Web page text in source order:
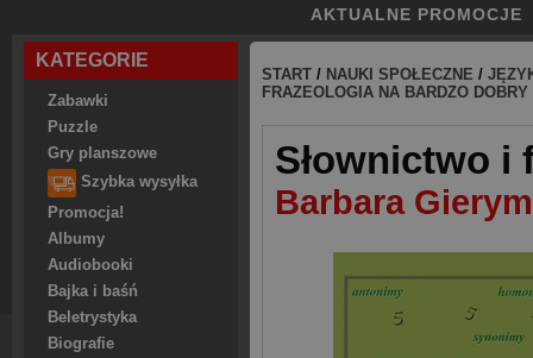
AKTUALNE PROMOCJE
KATEGORIE
Zabawki
Puzzle
Gry planszowe
Szybka wysyłka
Promocja!
Albumy
Audiobooki
Bajka i baśń
Beletrystyka
Biografie
START / NAUKI SPOŁECZNE /
FRAZEOLOGIA NA BARDZO DOBRY
Słownictwo i
Barbara